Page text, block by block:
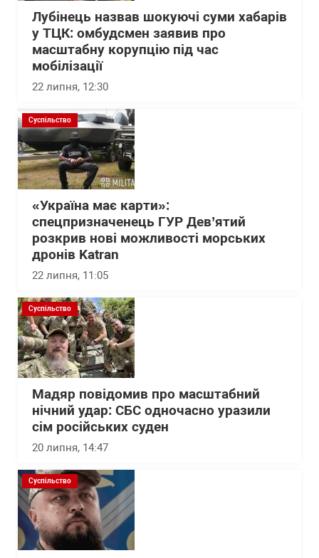
Лубінець назвав шокуючі суми хабарів
у ТЦК: омбудсмен заявив про
масштабну корупцію під час
мобілізації
22 липня, 12:30
Суспільство
«Україна має карти»:
спецпризначенець ГУР Дев’ятий
розкрив нові можливості морських
дронів Katran
22 липня, 11:05
Суспільство
Мадяр повідомив про масштабний
нічний удар: СБС одночасно уразили
сім російських суден
20 липня, 14:47
Суспільство